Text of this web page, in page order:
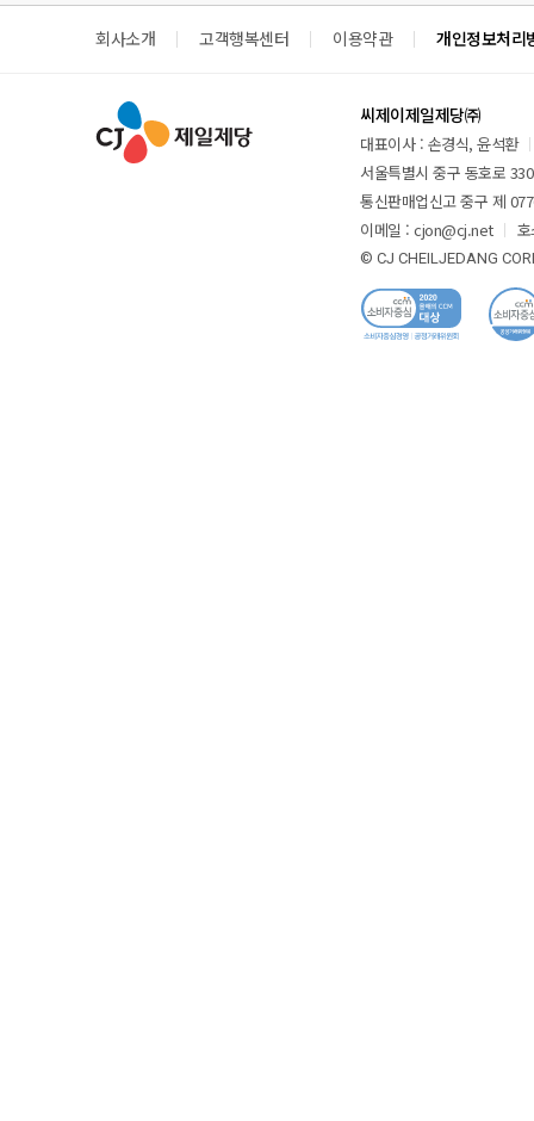
회사소개 고객행복센터 이용약관 개인정보처리
씨제이제일제당㈜
대표이사 : 손경식, 윤석환
서울특별시 중구 동호로
통신판매업신고 중구 제
이메일 : cjon@cj.net
© CJ CHEILJEDANG